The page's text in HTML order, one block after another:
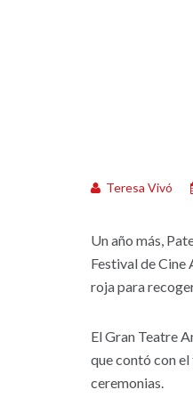
Teresa Vivó
Un año más,
Festival de Cine
roja para
El Gran Teatre
que contó con
ceremonias.